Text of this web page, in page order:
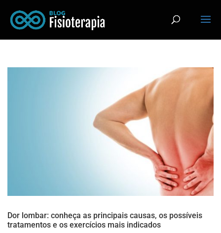
Dor lombar: conheça as principais causas, os possíveis
tratamentos e os exercícios mais indicados